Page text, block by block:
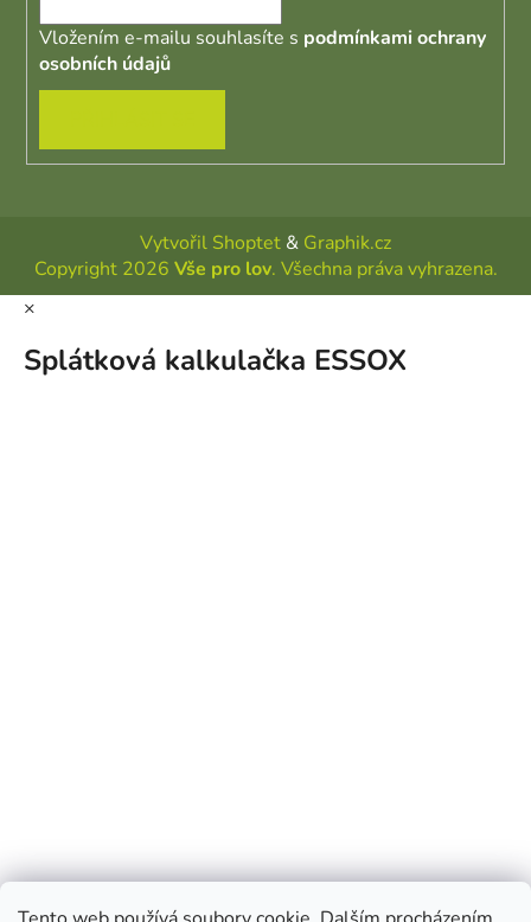
Vložením e-mailu souhlasíte s podmínkami ochrany
osobních údajů
Vytvořil Shoptet & Graphik.cz
Copyright 2026 Vše pro lov. Všechna práva vyhrazena.
×
Splátková kalkulačka ESSOX